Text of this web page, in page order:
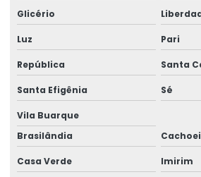
Consultoria Estrutural Galpão
Consultoria Estrutural Para Atacadistas
Consultoria Técnica Em Estrutural
Curso advance steel
Glicério
Luz Pari
República Santa
Santa Efigênia Sé
Vila Buarque
Brasilândia
Casa Verde Imirim